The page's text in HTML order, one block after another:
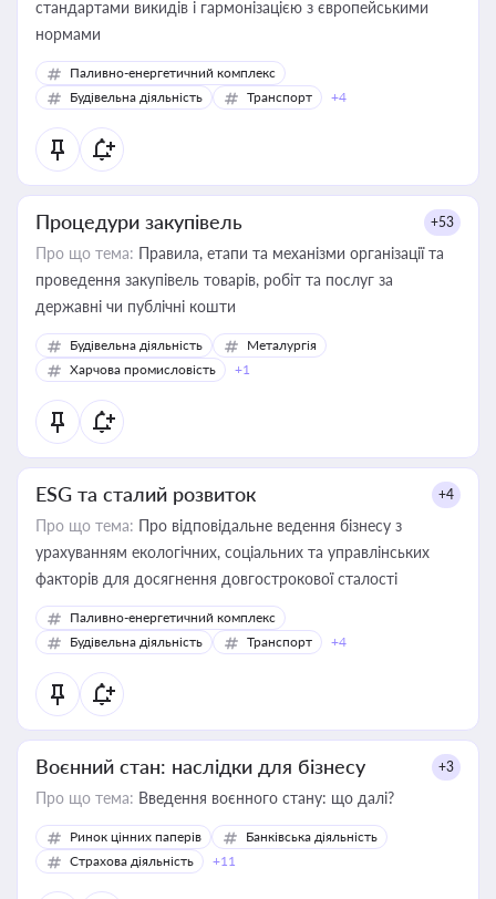
стандартами викидів і гармонізацією з європейськими
нормами
Паливно-енергетичний комплекс
Будівельна діяльність
Транспорт +4
Процедури закупівель +53
Про що тема: Правила, етапи та механізми організації та
проведення закупівель товарів, робіт та послуг за
державні чи публічні кошти
Будівельна діяльність
Металургія
Харчова промисловість
+1
ESG та сталий розвиток +4
Про що тема: Про відповідальне ведення бізнесу з
урахуванням екологічних, соціальних та управлінських
факторів для досягнення довгострокової сталості
Паливно-енергетичний комплекс
Будівельна діяльність
Транспорт +4
Воєнний стан: наслідки для бізнесу +3
Про що тема: Введення воєнного стану: що далі?
Ринок цінних паперів
Банківська діяльність
Страхова діяльність
+11